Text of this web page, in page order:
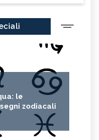
le
zodiacali